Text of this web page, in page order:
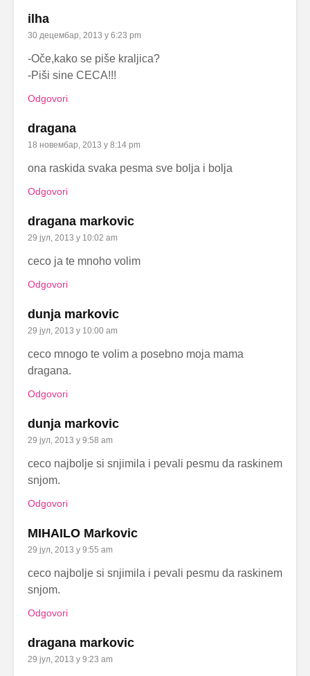
ilha
30 децембар, 2013 у 6:23 pm
-Oče,kako se piše kraljica?
-Piši sine CECA!!!
Odgovori
dragana
18 новембар, 2013 у 8:14 pm
ona raskida svaka pesma sve bolja i bolja
Odgovori
dragana markovic
29 јул, 2013 у 10:02 am
ceco ja te mnoho volim
Odgovori
dunja markovic
29 јул, 2013 у 10:00 am
ceco mnogo te volim a posebno moja mama
dragana.
Odgovori
dunja markovic
29 јул, 2013 у 9:58 am
ceco najbolje si snjimila i pevali pesmu da raskinem
snjom.
Odgovori
MIHAILO Markovic
29 јул, 2013 у 9:55 am
ceco najbolje si snjimila i pevali pesmu da raskinem
snjom.
Odgovori
dragana markovic
29 јул, 2013 у 9:23 am